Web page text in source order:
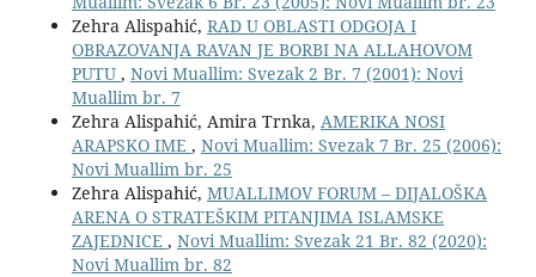
Zehra Alispahić, RAD U OBLASTI ODGOJA I
OBRAZOVANJA RAVAN JE BORBI NA ALLAHOVOM
PUTU , Novi Muallim: Svezak 2 Br. 7 (2001): Novi
Muallim br. 7
Zehra Alispahić, Amira Trnka, AMERIKA NOSI
ARAPSKO IME , Novi Muallim: Svezak 7 Br. 25 (2006):
Novi Muallim br. 25
Zehra Alispahić, MUALLIMOV FORUM – DIJALOŠKA
ARENA O STRATEŠKIM PITANJIMA ISLAMSKE
ZAJEDNICE , Novi Muallim: Svezak 21 Br. 82 (2020):
Novi Muallim br. 82